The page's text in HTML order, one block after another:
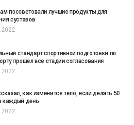
посоветовали лучшие продукты для
суставов
стандарт спортивной подготовки по
прошёл все стадии согласования
как изменится тело, если делать 50
каждый день